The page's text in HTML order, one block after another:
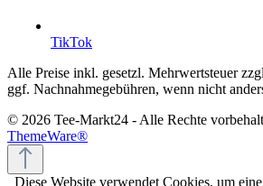
TikTok
Alle Preise inkl. gesetzl. Mehrwertsteuer
ggf. Nachnahmegebühren, wenn nicht
© 2026 Tee-Markt24 - Alle Rechte
ThemeWare®
Diese Website verwendet Cookies, um